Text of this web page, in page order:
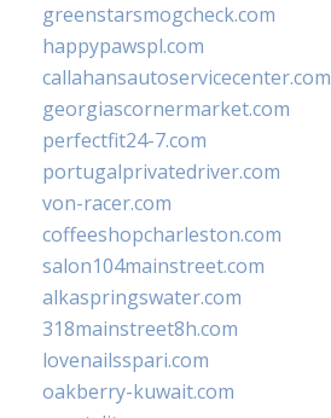
greenstarsmogcheck.com
happypawspl.com
callahansautoservicecenter.com
georgiascornermarket.com
perfectfit24-7.com
portugalprivatedriver.com
von-racer.com
coffeeshopcharleston.com
salon104mainstreet.com
alkaspringswater.com
318mainstreet8h.com
lovenailsspari.com
oakberry-kuwait.com